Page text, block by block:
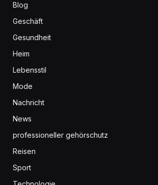
Blog
Geschäft
Gesundheit
Heim
Lebensstil
Mode
Nachricht
News
professioneller gehörschutz
Reisen
Sport